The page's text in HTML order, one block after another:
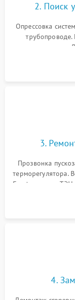
2. Поиск
Опрессовка
трубопроводе.
продувка
3.
Прозвонка
терморегулятора.
Frost, включая ТЭН
платы
4.